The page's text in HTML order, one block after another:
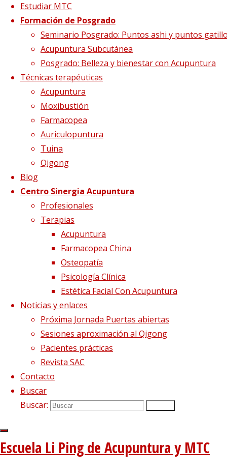
Estudiar MTC
Formación de Posgrado
Seminario Posgrado: Puntos ashi y puntos
Acupuntura Subcutánea
Posgrado: Belleza y bienestar con Acupuntura
Técnicas terapéuticas
Acupuntura
Moxibustión
Farmacopea
Auriculopuntura
Tuina
Qigong
Blog
Centro Sinergia Acupuntura
Profesionales
Terapias
Acupuntura
Farmacopea China
Osteopatía
Psicología Clínica
Estética Facial Con Acupuntura
Noticias y enlaces
Próxima Jornada Puertas abiertas
Sesiones aproximación al Qigong
Pacientes prácticas
Revista SAC
Contacto
Buscar
Buscar:
Escuela Li Ping de Acupuntura y MTC
agua riñones
Tamaño completo679 × 457
exceso, forzando a los riñones
Imagen siguiente
Síguenos en Twitter
Tweets sobre liping_mtc
Blog – Últimos artículos
La decepción no mata, enseña 1 diciembre, 2020